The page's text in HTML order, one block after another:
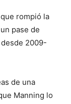
rompió la
pase de
2009-
de una
Manning lo